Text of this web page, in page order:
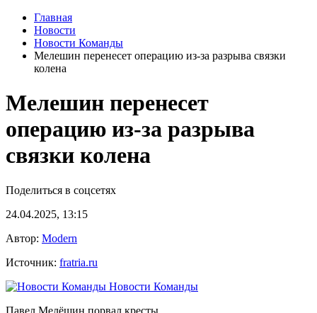
Главная
Новости
Новости Команды
Мелешин перенесет операцию из‑за разрыва связки
колена
Мелешин перенесет
операцию из‑за разрыва
связки колена
Поделиться в соцсетях
24.04.2025, 13:15
Автор: Modern
Источник: fratria.ru
Новости Команды
Павел Мелёшин порвал кресты